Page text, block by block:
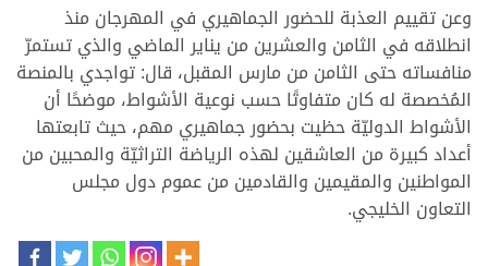
وعن تقييم العذبة للحضور الجماهيري في المهرجان منذ
انطلاقه في الثامن والعشرين من يناير الماضي والذي تستمرّ
منافساته حتى الثامن من مارس المقبل، قال: تواجدي بالمنصة
المُخصصة له كان متفاوتًا حسب نوعية الأشواط، موضحًا أن
الأشواط الدوليّة حظيت بحضور جماهيري مهم، حيث تابعتها
أعداد كبيرة من العاشقين لهذه الرياضة التراثيّة والمحبين من
المواطنين والمقيمين والقادمين من عموم دول مجلس
التعاون الخليجي.